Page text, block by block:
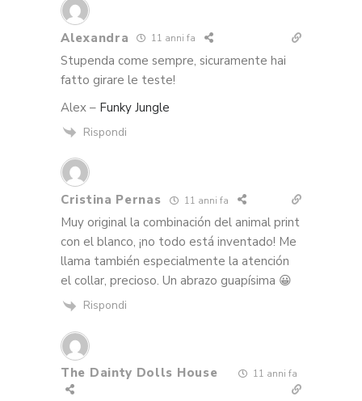
Alexandra 11 anni fa
Stupenda come sempre, sicuramente hai
fatto girare le teste!
Alex – Funky Jungle
Rispondi
Cristina Pernas 11 anni fa
Muy original la combinación del animal print
con el blanco, ¡no todo está inventado! Me
llama también especialmente la atención
el collar, precioso. Un abrazo guapísima 😀
Rispondi
The Dainty Dolls House 11 anni fa